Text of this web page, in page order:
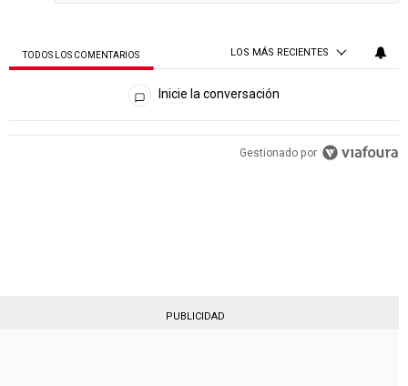
TODOS LOS COMENTARIOS LOS MÁS RECIENTES
Todos los comentarios
Inicie la conversación
PUBLICIDAD